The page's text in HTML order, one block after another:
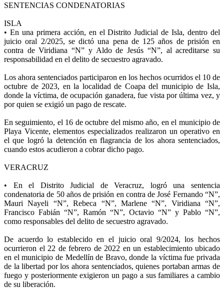
SENTENCIAS CONDENATORIAS
ISLA
• En una primera acción, en el Distrito Judicial de Isla, dentro del
juicio oral 2/2025, se dictó una pena de 125 años de prisión en
contra de Viridiana “N” y Aldo de Jesús “N”, al acreditarse su
responsabilidad en el delito de secuestro agravado.
Los ahora sentenciados participaron en los hechos ocurridos el 10 de
octubre de 2023, en la localidad de Coapa del municipio de Isla,
donde la víctima, de ocupación ganadera, fue vista por última vez, y
por quien se exigió un pago de rescate.
En seguimiento, el 16 de octubre del mismo año, en el municipio de
Playa Vicente, elementos especializados realizaron un operativo en
el que logró la detención en flagrancia de los ahora sentenciados,
cuando estos acudieron a cobrar dicho pago.
VERACRUZ
• En el Distrito Judicial de Veracruz, logró una sentencia
condenatoria de 50 años de prisión en contra de José Fernando “N”,
Mauri Nayeli “N”, Rebeca “N”, Marlene “N”, Viridiana “N”,
Francisco Fabián “N”, Ramón “N”, Octavio “N” y Pablo “N”,
como responsables del delito de secuestro agravado.
De acuerdo lo establecido en el juicio oral 9/2024, los hechos
ocurrieron el 22 de febrero de 2022 en un establecimiento ubicado
en el municipio de Medellín de Bravo, donde la víctima fue privada
de la libertad por los ahora sentenciados, quienes portaban armas de
fuego y posteriormente exigieron un pago a sus familiares a cambio
de su liberación.